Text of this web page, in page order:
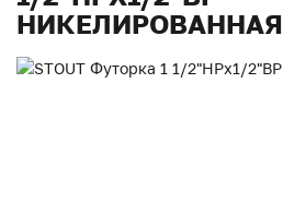
НИКЕЛИРОВАННАЯ